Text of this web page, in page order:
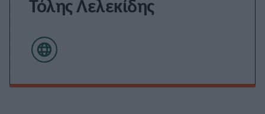
Τόλης Λελεκίδης